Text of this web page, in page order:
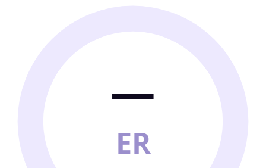
—
ER